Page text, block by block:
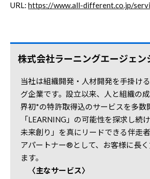
URL: https://www.all-different.co.jp/
株式会社ラーニングエージェン
当社は組織開発・人材開発を手掛け
グ企業です。設立以来、人と組織の
界初*の特許取得込のサービスを多数
「LEARNING」の可能性を探求し続
未来創り」を真にリードできる伴走
アパートナー®として、お客様に長く
ます。
〈主なサービス〉